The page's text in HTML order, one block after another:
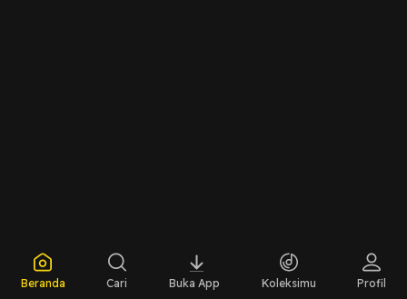
Beranda Cari Buka App Koleksimu Profil